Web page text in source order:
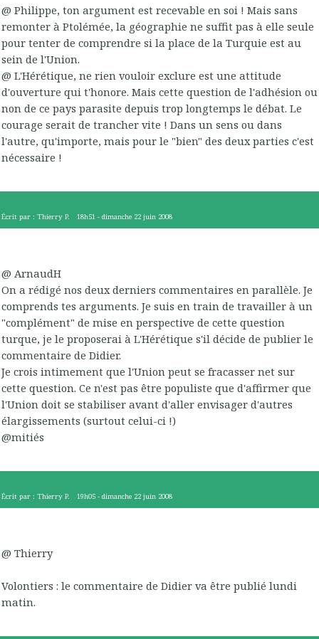
@ Philippe, ton argument est recevable en soi ! Mais sans
remonter à Ptolémée, la géographie ne suffit pas à elle seule
pour tenter de comprendre si la place de la Turquie est au
sein de l'Union.
@ L'Hérétique, ne rien vouloir exclure est une attitude
d'ouverture qui t'honore. Mais cette question de l'adhésion ou
non de ce pays parasite depuis trop longtemps le débat. Le
courage serait de trancher vite ! Dans un sens ou dans
l'autre, qu'importe, mais pour le "bien" des deux parties c'est
nécessaire !
Écrit par : Thierry P. 18h51 -dimanche 22 juin 2008
@ ArnaudH
On a rédigé nos deux derniers commentaires en parallèle. Je
comprends tes arguments. Je suis en train de travailler à un
"complément" de mise en perspective de cette question
turque, je le proposerai à L'Hérétique s'il décide de publier le
commentaire de Didier.
Je crois intimement que l'Union peut se fracasser net sur
cette question. Ce n'est pas être populiste que d'affirmer que
l'Union doit se stabiliser avant d'aller envisager d'autres
élargissements (surtout celui-ci !)
@mitiés
Écrit par : Thierry P. 19h05 -dimanche 22 juin 2008
@ Thierry
Volontiers : le commentaire de Didier va être publié lundi
matin.